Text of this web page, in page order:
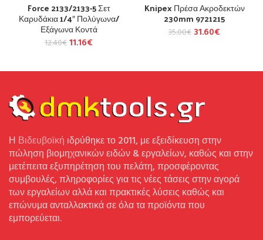
Force 2133/2133-5 Σετ
Καρυδάκια 1/4″ Πολύγωνα/
Εξάγωνα Κοντά
12.40€11.16€
Knipex Πρέσα Ακροδεκτών
230mm 9721215
35.00€ 31.60€
Η Βιδευβοϊκή ιδρύθηκε το 2011, με εξειδίκευση στην
πώληση βιομηχανικών ειδών & εργαλείων, καθώς και στην
μετέπειτα εξυπηρέτηση του πελάτη, προσφέροντας
συμβουλές, πληροφορίες για τις νέες τάσεις στην αγορά
των εργαλείων αλλά και πρακτικές λύσεις καθώς και
επώνυμα ανταλλακτικά σε όλα τα προϊόντα που
εμπορεύεται.